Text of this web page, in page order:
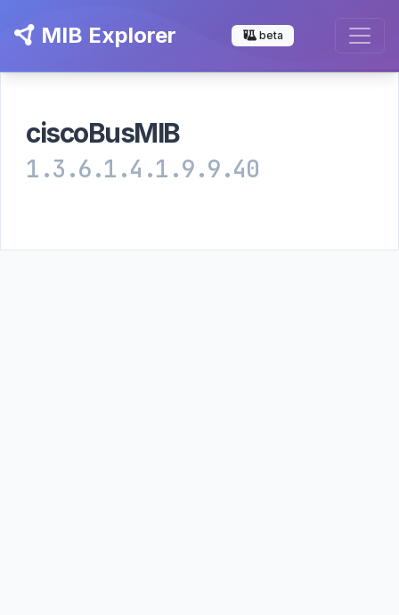
MIB Explorer beta
ciscoBusMIB
1.3.6.1.4.1.9.9.40